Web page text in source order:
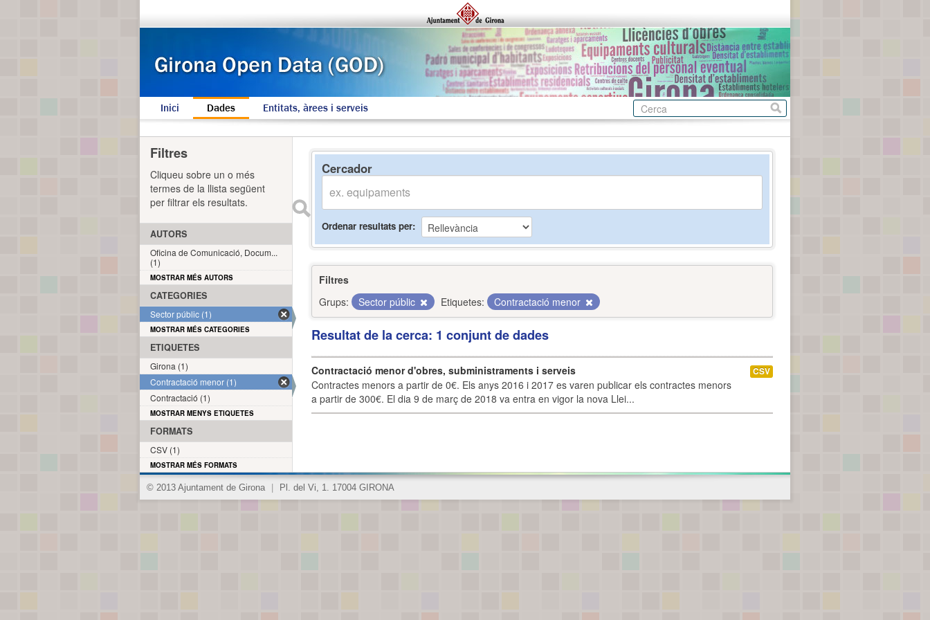
Inici Dades Entitats, àrees i serveis
Cercador
Ordenar resultats per
Filtres
Grups:
Sector públic Etiquetes: Contractació menor
Resultat de la cerca: 1 conjunt de dades
Contractació menor d'obres, subministraments i serveis
Contractes menors a partir de 0€. Els anys 2016 i 2017 es varen publicar els contractes menors
a partir de 300€. El dia 9 de març de 2018 va entra en vigor la nova Llei...
CSV
Filtres
Cliqueu sobre un o més
termes de la llista següent
per filtrar els resultats.
AUTORS
Oficina de Comunicació, Docum...
(1)
MOSTRAR MÉS AUTORS
CATEGORIES
Sector públic (1)
MOSTRAR MÉS CATEGORIES
ETIQUETES
Girona (1)
Contractació menor (1)
Contractació (1)
MOSTRAR MENYS ETIQUETES
FORMATS
CSV (1)
MOSTRAR MÉS FORMATS
© 2013 Ajuntament de Girona Pl. del Vi, 1. 17004 GIRONA